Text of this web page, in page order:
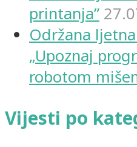
printanja”
Održana
„Upoznaj
robotom
Vijesti po